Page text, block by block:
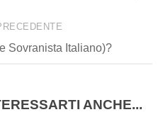
Sovranista Italiano)?
ANCHE...